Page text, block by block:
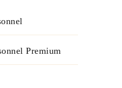
Premium